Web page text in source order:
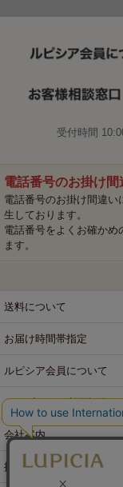
受付時間
電話番号のお掛け
電話番号のお掛け間違い
生しております。
電話番号をよくお確か
ます。
送料について
お届け時間帯指定
ルピシア会員について
ウェブサイト利用規約
会社案内
採用情報